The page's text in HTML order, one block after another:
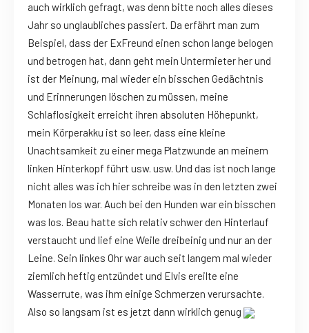
auch wirklich gefragt, was denn bitte noch alles dieses
Jahr so unglaubliches passiert. Da erfährt man zum
Beispiel, dass der ExFreund einen schon lange belogen
und betrogen hat, dann geht mein Untermieter her und
ist der Meinung, mal wieder ein bisschen Gedächtnis
und Erinnerungen löschen zu müssen, meine
Schlaflosigkeit erreicht ihren absoluten Höhepunkt,
mein Körperakku ist so leer, dass eine kleine
Unachtsamkeit zu einer mega Platzwunde an meinem
linken Hinterkopf führt usw. usw. Und das ist noch lange
nicht alles was ich hier schreibe was in den letzten zwei
Monaten los war. Auch bei den Hunden war ein bisschen
was los. Beau hatte sich relativ schwer den Hinterlauf
verstaucht und lief eine Weile dreibeinig und nur an der
Leine. Sein linkes Ohr war auch seit langem mal wieder
ziemlich heftig entzündet und Elvis ereilte eine
Wasserrute, was ihm einige Schmerzen verursachte.
Also so langsam ist es jetzt dann wirklich genug